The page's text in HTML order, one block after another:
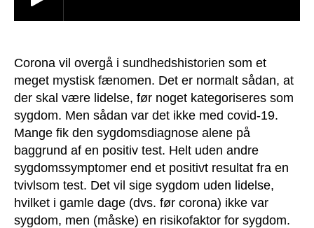
Corona vil overgå i sundhedshistorien som et
meget mystisk fænomen. Det er normalt sådan, at
der skal være lidelse, før noget kategoriseres som
sygdom. Men sådan var det ikke med covid-19.
Mange fik den sygdomsdiagnose alene på
baggrund af en positiv test. Helt uden andre
sygdomssymptomer end et positivt resultat fra en
tvivlsom test. Det vil sige sygdom uden lidelse,
hvilket i gamle dage (dvs. før corona) ikke var
sygdom, men (måske) en risikofaktor for sygdom.